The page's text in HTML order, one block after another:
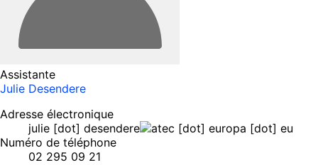
Assistante
Julie Desendere
Adresse électronique
julie [dot] desendere ec [dot] europa [dot] eu
Numéro de téléphone
02 295 09 21